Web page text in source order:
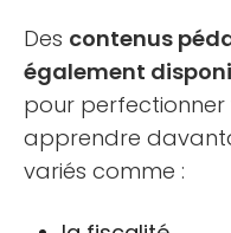
Des contenus
également
pour perfectionner
apprendre
variés comme :